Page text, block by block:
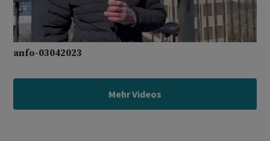
anfo-03042023
Mehr Videos